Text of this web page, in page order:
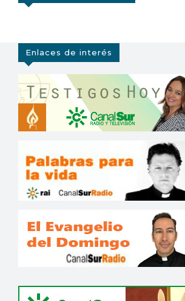
Enlaces de interés